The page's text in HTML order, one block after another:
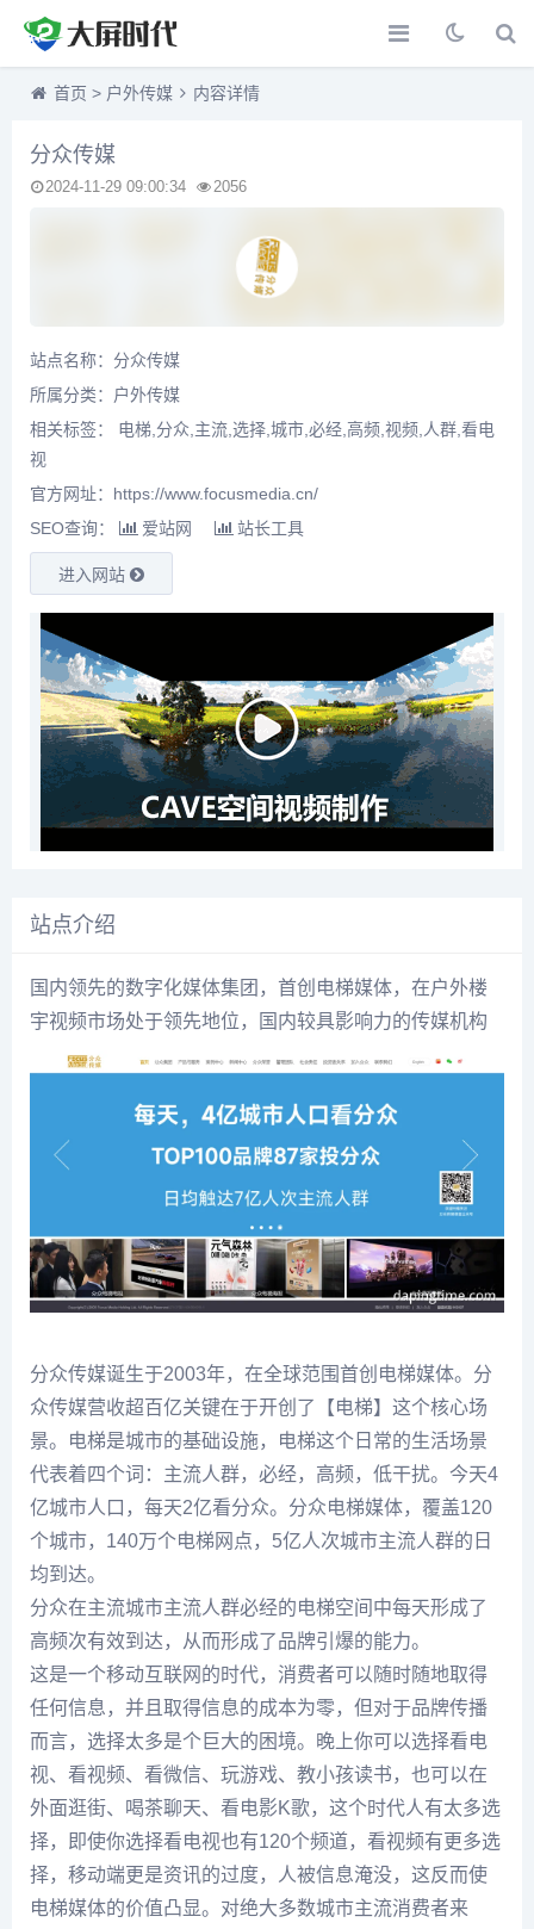
首页 > 户外传媒 内容详情
分众传媒
2024-11-29 09:00:34 2056
站点名称：分众传媒
所属分类： 户外传媒
相关标签： 电梯,分众,主流,选择,城市,必经,高频,视频,人群,看电
视
官方网址：https://www.focusmedia.cn/
SEO查询：
爱站网 站长工具
进入网站
站点介绍
国内领先的数字化媒体集团，首创电梯媒体，在户外楼
宇视频市场处于领先地位，国内较具影响力的传媒机构
分众传媒诞生于2003年，在全球范围首创电梯媒体。分
众传媒营收超百亿关键在于开创了【电梯】这个核心场
景。电梯是城市的基础设施，电梯这个日常的生活场景
代表着四个词：主流人群，必经，高频，低干扰。今天4
亿城市人口，每天2亿看分众。分众电梯媒体，覆盖120
个城市，140万个电梯网点，5亿人次城市主流人群的日
均到达。
分众在主流城市主流人群必经的电梯空间中每天形成了
高频次有效到达，从而形成了品牌引爆的能力。
这是一个移动互联网的时代，消费者可以随时随地取得
任何信息，并且取得信息的成本为零，但对于品牌传播
而言，选择太多是个巨大的困境。晚上你可以选择看电
视、看视频、看微信、玩游戏、教小孩读书，也可以在
外面逛街、喝茶聊天、看电影K歌，这个时代人有太多选
择，即使你选择看电视也有120个频道，看视频有更多选
择，移动端更是资讯的过度，人被信息淹没，这反而使
电梯媒体的价值凸显。对绝大多数城市主流消费者来